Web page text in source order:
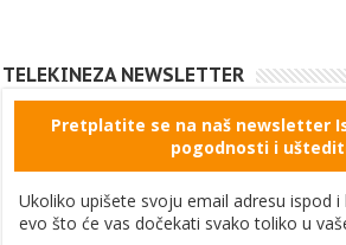
TELEKINEZA NEWSLETTER
Pretplatite se na naš newsletter
pogodnosti i
Ukoliko upišete svoju email adresu ispod
evo što će vas dočekati svako toliko u